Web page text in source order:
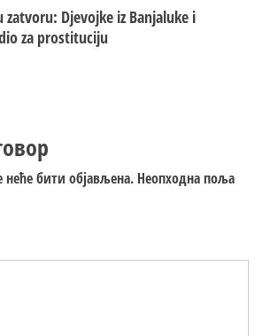
Djevojke iz Banjaluke i
za prostituciju
бити објављена. Неопходна поља